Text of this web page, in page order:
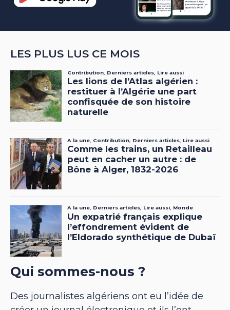
LES PLUS LUS CE MOIS
Qui sommes-nous ?
Des journalistes algériens ont eu l’idée de